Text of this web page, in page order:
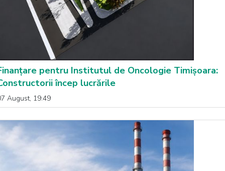
pentru Institutul de Oncologie Timișoara:
încep lucrările
August, 19:49